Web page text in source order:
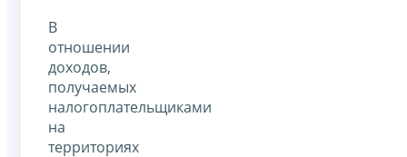
В
отношении
доходов,
получаемых
налогоплательщиками
на
территориях